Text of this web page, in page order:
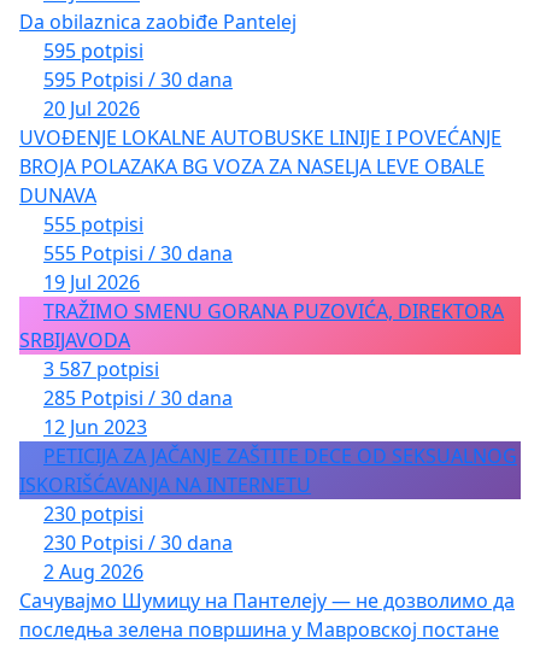
Da obilaznica zaobiđe Pantelej
595 potpisi
595 Potpisi / 30 dana
20 Jul 2026
UVOĐENJE LOKALNE AUTOBUSKE LINIJE I POVEĆANJE
BROJA POLAZAKA BG VOZA ZA NASELJA LEVE OBALE
DUNAVA
555 potpisi
555 Potpisi / 30 dana
19 Jul 2026
TRAŽIMO SMENU GORANA PUZOVIĆA, DIREKTORA
SRBIJAVODA
3 587 potpisi
285 Potpisi / 30 dana
12 Jun 2023
PETICIJA ZA JAČANJE ZAŠTITE DECE OD SEKSUALNOG
ISKORIŠĆAVANJA NA INTERNETU
230 potpisi
230 Potpisi / 30 dana
2 Aug 2026
Сачувајмо Шумицу на Пантелеју — не дозволимо да
последња зелена површина у Мавровској постане